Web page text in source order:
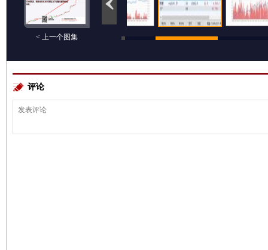
< 上一个图集
评论